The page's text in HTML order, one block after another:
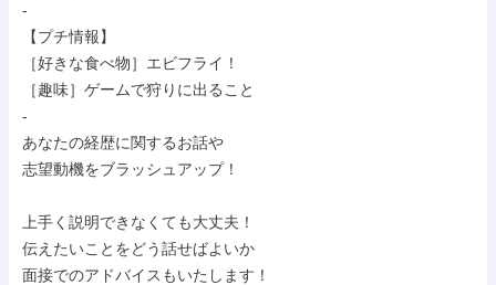
-
【プチ情報】
［好きな食べ物］エビフライ！
［趣味］ゲームで狩りに出ること
-
あなたの経歴に関するお話や
志望動機をブラッシュアップ！
上手く説明できなくても大丈夫！
伝えたいことをどう話せばよいか
面接でのアドバイスもいたします！